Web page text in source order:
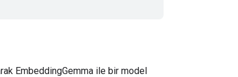
EmbeddingGemma ile bir model